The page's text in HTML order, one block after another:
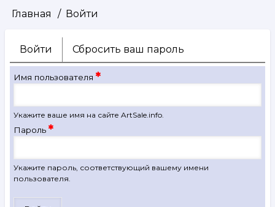
Строка
Главная Войти
Главные
вкладки
Войти
(активная
вкладка)
Сбросить ваш пароль
Имя пользователя
Укажите ваше имя на сайте ArtSale.info.
Пароль
Укажите пароль, соответствующий вашему имени
пользователя.